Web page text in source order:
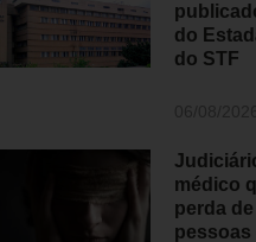
do
do STF
médico
perda
pessoas